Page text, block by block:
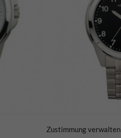
Zustimmung verwalten
001
€69,90